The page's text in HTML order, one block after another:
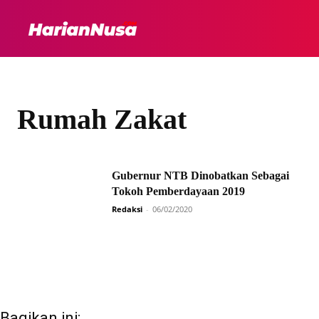
Rumah Zakat
Gubernur NTB Dinobatkan Sebagai
Tokoh Pemberdayaan 2019
Redaksi - 06/02/2020